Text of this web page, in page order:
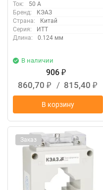
Ток:
50 А
Бренд:
КЭАЗ
Страна:
Китай
Серия:
ИТТ
Длина:
0.124 мм
В наличии
906 ₽
860,70 ₽ / 815,40 ₽
В корзину
Заказ